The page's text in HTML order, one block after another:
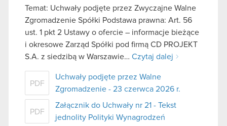
Temat: Uchwały podjęte przez Zwyczajne Walne
Zgromadzenie Spółki Podstawa prawna: Art. 56
ust. 1 pkt 2 Ustawy o ofercie – informacje bieżące
i okresowe Zarząd Spółki pod firmą CD PROJEKT
S.A. z siedzibą w Warszawie… Czytaj dalej
PDF
Uchwały podjęte przez Walne
Zgromadzenie - 23 czerwca 2026 r.
PDF
Załącznik do Uchwały nr 21 - Tekst
jednolity Polityki Wynagrodzeń